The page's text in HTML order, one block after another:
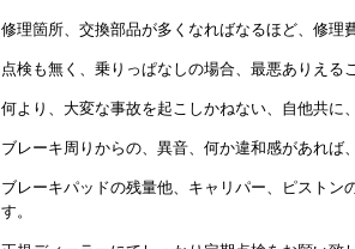
修理箇所、交換部品が多くなればなるほど、修理
点検も無く、乗りっぱなしの場合、最悪ありえる
何より、大変な事故を起こしかねない、自他共に
ブレーキ周りからの、異音、何か違和感があれば
ブレーキパッドの残量他、キャリパー、ピスト
す。